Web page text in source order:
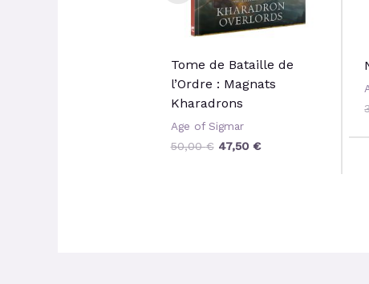
Tome de Bataille de
l’Ordre : Magnats
Kharadrons
Age of Sigmar
50,00€ 47,50 €